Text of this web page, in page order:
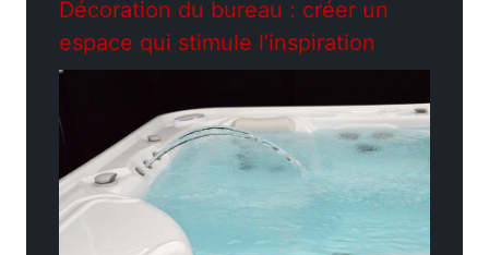
Décoration du bureau : créer un
espace qui stimule l’inspiration